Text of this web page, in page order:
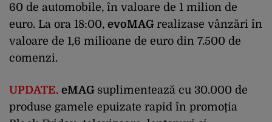
60 de automobile, în valoare de 1 milion de
euro. La ora 18:00, evoMAG realizase vânzări în
valoare de 1,6 milioane de euro din 7.500 de
comenzi.
UPDATE. eMAG suplimentează cu 30.000 de
produse gamele epuizate rapid în promoția